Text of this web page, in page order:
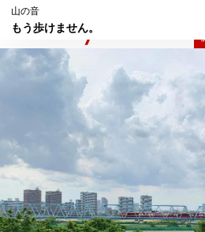
山の音
もう歩けません。